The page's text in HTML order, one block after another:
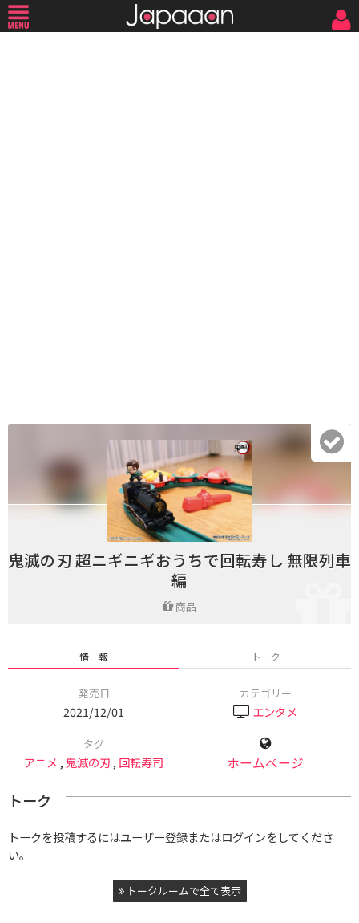
鬼滅の刃 超ニギニギおうちで回転寿し 無限列車
編
商品
情 報 トーク
発売日
2021/12/01
カテゴリー
エンタメ
タグ
アニメ , 鬼滅の刃 , 回転寿司 ホームページ
トーク
トークを投稿するにはユーザー登録またはログインをしてくださ
い。
トークルームで全て表示